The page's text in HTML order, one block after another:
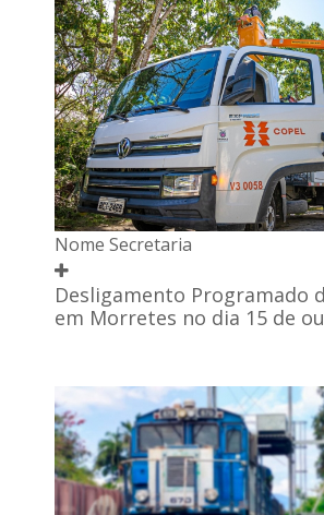
Nome Secretaria
Desligamento Programado
em Morretes no dia 15 de